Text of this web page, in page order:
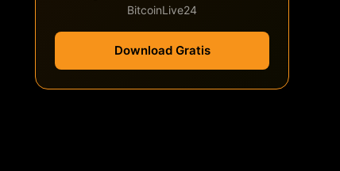
BitcoinLive24
Download Gratis